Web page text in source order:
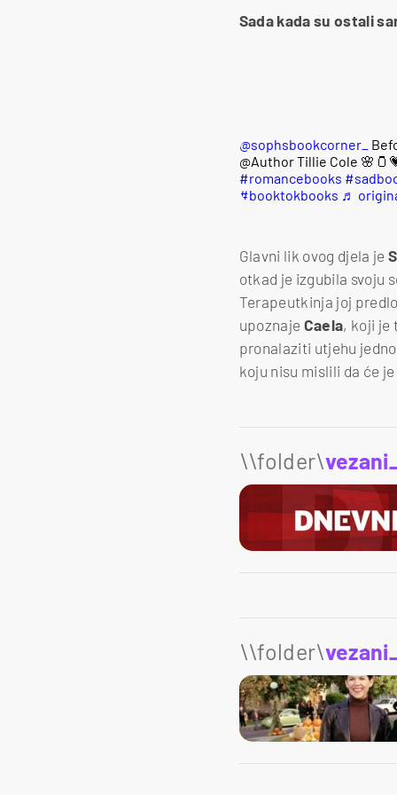
Sada kada su ostali
@sophsbookcorner_
@Author Tillie Cole
#romancebooks
#booktokbooks ♬
Glavni lik ovog djela je
otkad je izgubila svoju
Terapeutkinja joj
upoznaje Caela, koji je
pronalaziti utjehu
koju nisu mislili da će
\\folder\
\\folder\